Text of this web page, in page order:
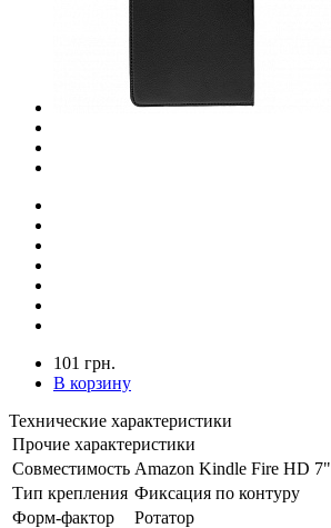
101 грн.
В корзину
Технические характеристики
Прочие характеристики
Совместимость Amazon Kindle Fire HD 7"
Тип крепления Фиксация по контуру
Форм-фактор
Ротатор